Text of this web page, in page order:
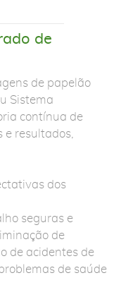
de
de papelão
Sistema
contínua de
e resultados,
dos
seguras e
de
de acidentes de
de saúde